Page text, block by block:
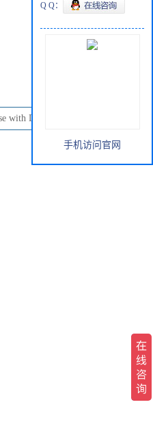
Dynatech "Dyna"
Q Q：
手机访问官网